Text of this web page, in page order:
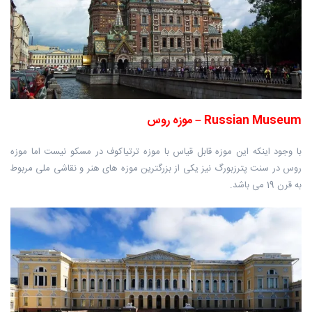
Russian Museum – موزه روس
با وجود اینکه این موزه قابل قیاس با موزه ترتیاکوف در مسکو نیست اما موزه
روس در سنت پترزبورگ نیز یکی از بزرگترین موزه های هنر و نقاشی ملی مربوط
به قرن 19 می باشد.